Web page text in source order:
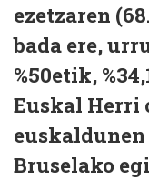
ezetzaren
bada ere,
%50etik,
Euskal Herri
Bruselako